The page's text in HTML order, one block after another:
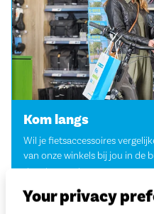
Kom langs
Wil je fietsaccessoires
van onze winkels bij jou in de
graag op weg.
Vind jouw winkel
Your privacy